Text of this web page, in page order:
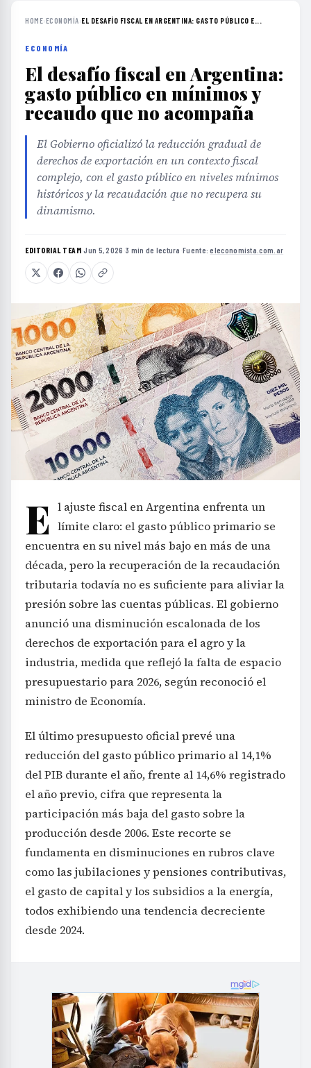
HOME›ECONOMÍA›EL DESAFÍO FISCAL EN ARGENTINA: GASTO PÚBLICO E...
ECONOMÍA
El desafío fiscal en Argentina:
gasto público en mínimos y
recaudo que no acompaña
El Gobierno oficializó la reducción gradual de
derechos de exportación en un contexto fiscal
complejo, con el gasto público en niveles mínimos
históricos y la recaudación que no recupera su
dinamismo.
EDITORIAL TEAM·Jun 5, 2026 ·3 min de lectura ·Fuente:eleconomista.com.ar
E l ajuste fiscal en Argentina enfrenta un
límite claro: el gasto público primario se
encuentra en su nivel más bajo en más de una
década, pero la recuperación de la recaudación
tributaria todavía no es suficiente para aliviar la
presión sobre las cuentas públicas. El gobierno
anunció una disminución escalonada de los
derechos de exportación para el agro y la
industria, medida que reflejó la falta de espacio
presupuestario para 2026, según reconoció el
ministro de Economía.
El último presupuesto oficial prevé una
reducción del gasto público primario al 14,1%
del PIB durante el año, frente al 14,6% registrado
el año previo, cifra que representa la
participación más baja del gasto sobre la
producción desde 2006. Este recorte se
fundamenta en disminuciones en rubros clave
como las jubilaciones y pensiones contributivas,
el gasto de capital y los subsidios a la energía,
todos exhibiendo una tendencia decreciente
desde 2024.